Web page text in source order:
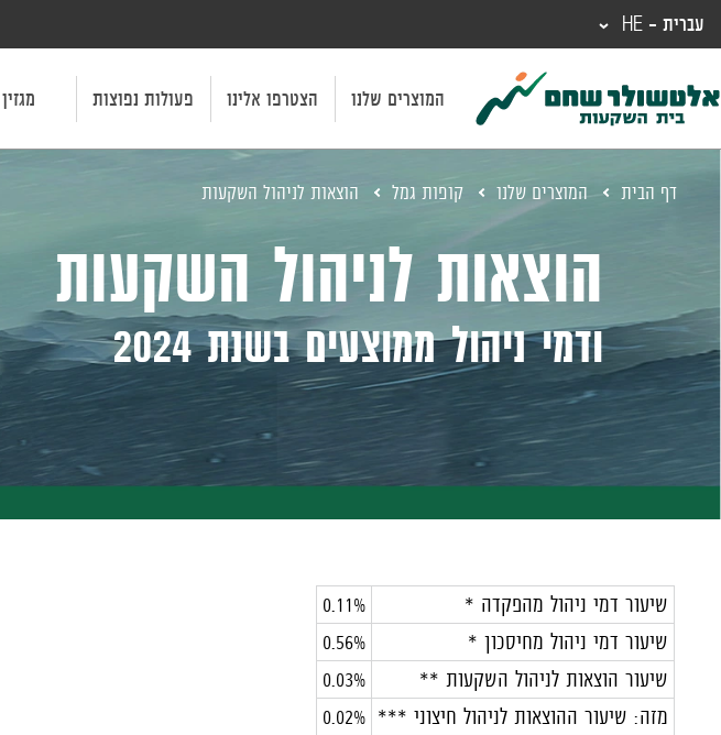
עברית - HE
המוצרים שלנו הצטרפו אלינו פעולות נפוצות מגזין
הוצאות לניהול השקעות
ודמי ניהול ממוצעים בשנת 2024
דף הבית המוצרים שלנו קופות גמל הוצאות לניהול השקעות
שיעור דמי ניהול מהפקדה *
0.11%
שיעור דמי ניהול מחיסכון *
0.56%
שיעור הוצאות לניהול השקעות **
0.03%
מזה: שיעור ההוצאות לניהול חיצוני *** 0.02%